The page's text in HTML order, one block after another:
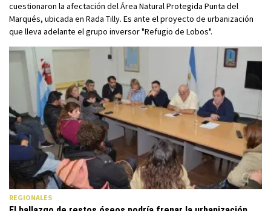
cuestionaron la afectación del Área Natural Protegida Punta del
Marqués, ubicada en Rada Tilly. Es ante el proyecto de urbanización
que lleva adelante el grupo inversor "Refugio de Lobos".
REGIONALES